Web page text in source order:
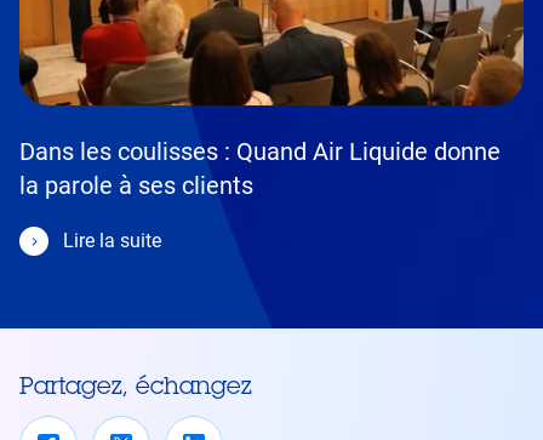
Dans les coulisses : Quand Air Liquide donne
la parole à ses clients
Lire la suite
Partagez, échangez